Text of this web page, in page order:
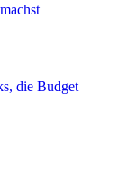
die Budget